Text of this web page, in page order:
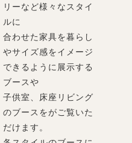
リーなど様々なスタイ
ルに
合わせた家具を暮らし
やサイズ感をイメージ
できるように展示する
ブースや
子供室、床座リビング
のブースをがご覧いた
だけます。